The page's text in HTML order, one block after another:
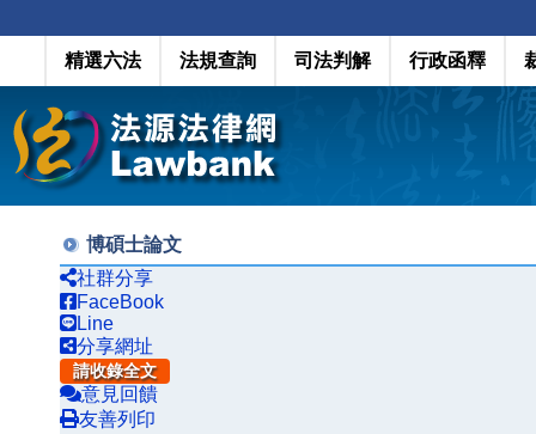
精選六法 法規查詢 司法判解 行政函釋
博碩士論文
社群分享
FaceBook
Line
分享網址
請收錄全文
意見回饋
友善列印